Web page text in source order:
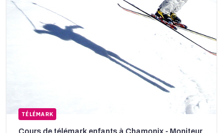
TÉLÉMARK
Cours de télémark enfants à Chamonix - Moniteur